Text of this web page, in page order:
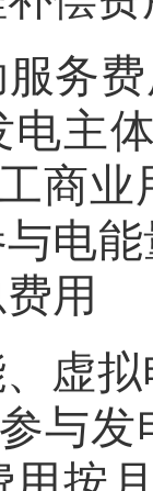
务
电主
商
电
用
虚
与